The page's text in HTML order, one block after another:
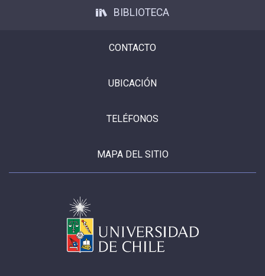
BIBLIOTECA
CONTACTO
UBICACIÓN
TELÉFONOS
MAPA DEL SITIO